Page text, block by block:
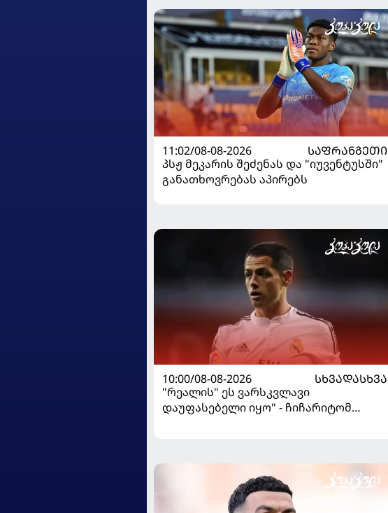
11:02/08-08-2026
ᲡᲐᲤᲠᲐᲜᲒᲔᲗᲘ
პსჟ მეკარის შეძენას და "იუვენტუსში"
განათხოვრებას აპირებს
10:00/08-08-2026
ᲡᲮᲕᲐᲓᲐᲡᲮᲕᲐ
"რეალის" ეს ვარსკვლავი
დაუფასებელი იყო" - ჩიჩარიტომ